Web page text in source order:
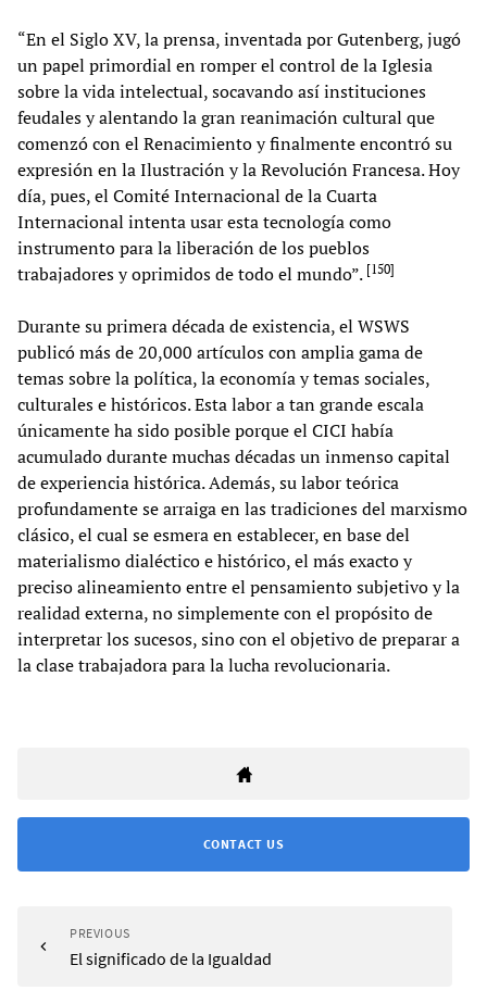
“En el Siglo XV, la prensa, inventada por Gutenberg, jugó
un papel primordial en romper el control de la Iglesia
sobre la vida intelectual, socavando así instituciones
feudales y alentando la gran reanimación cultural que
comenzó con el Renacimiento y finalmente encontró su
expresión en la Ilustración y la Revolución Francesa. Hoy
día, pues, el Comité Internacional de la Cuarta
Internacional intenta usar esta tecnología como
instrumento para la liberación de los pueblos
trabajadores y oprimidos de todo el mundo”. [150]
Durante su primera década de existencia, el WSWS
publicó más de 20,000 artículos con amplia gama de
temas sobre la política, la economía y temas sociales,
culturales e históricos. Esta labor a tan grande escala
únicamente ha sido posible porque el CICI había
acumulado durante muchas décadas un inmenso capital
de experiencia histórica. Además, su labor teórica
profundamente se arraiga en las tradiciones del marxismo
clásico, el cual se esmera en establecer, en base del
materialismo dialéctico e histórico, el más exacto y
preciso alineamiento entre el pensamiento subjetivo y la
realidad externa, no simplemente con el propósito de
interpretar los sucesos, sino con el objetivo de preparar a
la clase trabajadora para la lucha revolucionaria.
CONTACT US
PREVIOUS
El significado de la Igualdad